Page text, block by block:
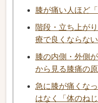
膝が痛い人ほど
階段・立ち上が
療で良くならな
膝の内側・外側
から見る膝痛の
急に膝が痛くな
はなく「体のね